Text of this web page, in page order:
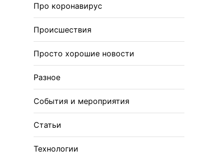
Про коронавирус
Происшествия
Просто хорошие новости
Разное
События и мероприятия
Статьи
Технологии